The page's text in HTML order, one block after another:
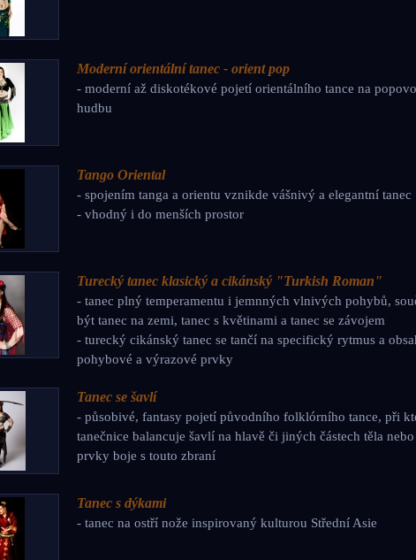
Moderní orientální tanec - orient pop
- moderní až diskotékové pojetí orientálního tance na
hudbu
Tango Oriental
- spojením tanga a orientu vznikde vášnivý a elegantní tanec
- vhodný i do menších prostor
Turecký tanec klasický a cikánský "Turkish Roman"
- tanec plný temperamentu i jemnných vlnivých pohybů,
být tanec na zemi, tanec s květinami a tanec se závojem
- turecký cikánský tanec se tančí na specifický rytmus a
pohybové a výrazové prvky
Tanec se šavlí
- působivé, fantasy pojetí původního folklórního tance, při
tanečnice balancuje šavlí na hlavě či jiných částech těla
prvky boje s touto zbraní
Tanec s dýkami
- tanec na ostří nože inspirovaný kulturou Střední Asie